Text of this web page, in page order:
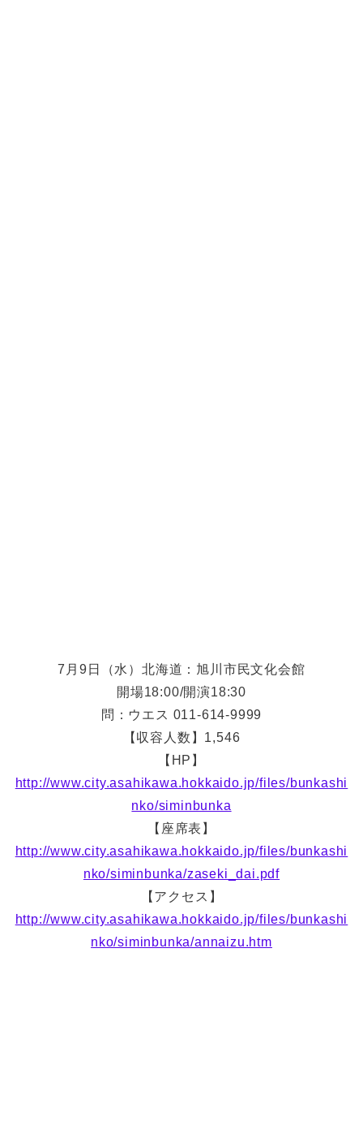
7月9日（水）北海道：旭川市民文化会館
開場18:00/開演18:30
問：ウエス 011-614-9999
【収容人数】1,546
【HP】
http://www.city.asahikawa.hokkaido.jp/files/bunkashi
nko/siminbunka
【座席表】
http://www.city.asahikawa.hokkaido.jp/files/bunkashi
nko/siminbunka/zaseki_dai.pdf
【アクセス】
http://www.city.asahikawa.hokkaido.jp/files/bunkashi
nko/siminbunka/annaizu.htm